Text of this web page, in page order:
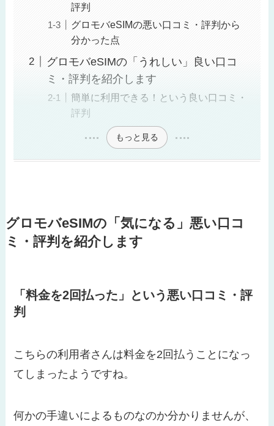
評判
グロモバeSIMの悪い口コミ・評判から
分かった点
グロモバeSIMの「うれしい」良い口コ
ミ・評判を紹介します
簡単に利用できる！という良い口コミ・
評判
もっと見る
グロモバeSIMの「気になる」悪い口コ
ミ・評判を紹介します
「料金を2回払った」という悪い口コミ・評
判
こちらの利用者さんは料金を2回払うことになっ
てしまったようですね。
何かの手違いによるものなのか分かりませんが、